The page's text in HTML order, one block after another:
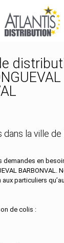
la ville de
demandes en
BARBONVAL.
aux particuliers
de colis :